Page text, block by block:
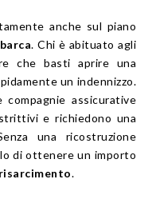
anche sul piano
. Chi è abituato agli
che basti aprire una
un indennizzo.
assicurative
e richiedono una
una ricostruzione
di ottenere un importo
.